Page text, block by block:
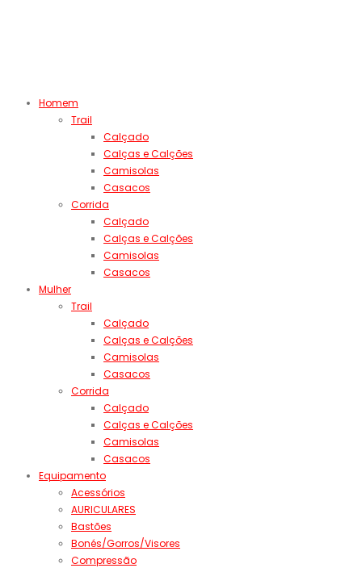
Homem
Trail
Calçado
Calças e Calções
Camisolas
Casacos
Corrida
Calçado
Calças e Calções
Camisolas
Casacos
Mulher
Trail
Calçado
Calças e Calções
Camisolas
Casacos
Corrida
Calçado
Calças e Calções
Camisolas
Casacos
Equipamento
Acessórios
AURICULARES
Bastões
Bonés/Gorros/Visores
Compressão